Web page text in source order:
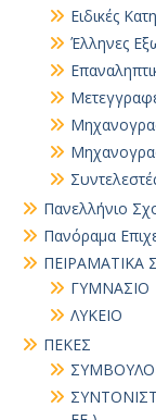
Ειδικές
Έλληνες
Πανελλήνιο
Πανόραμα
ΠΕΙΡΑΜΑΤΙΚΑ
ΓΥΜΝΑΣΙΟ
ΛΥΚΕΙΟ
ΠΕΚΕΣ